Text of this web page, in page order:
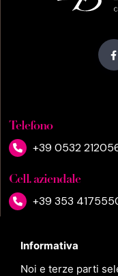
Telefono
+39 0532
Cell. aziendale
+39 353
+39 353 4175550
Informativa
Noi e terze parti